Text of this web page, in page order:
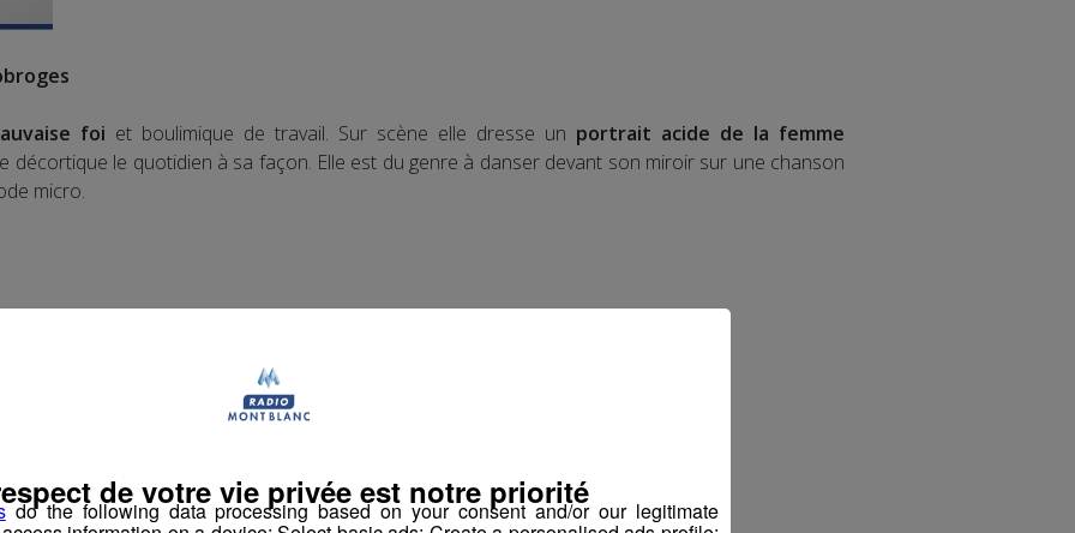
foi et boulimique de travail. Sur scène elle dresse un portrait acide de la femme
décortique le quotidien à sa façon. Elle est du genre à danser devant son miroir sur une chanson
micro.
do the following data processing based on your consent and/or our legitimate
de votre vie privée est notre priorité